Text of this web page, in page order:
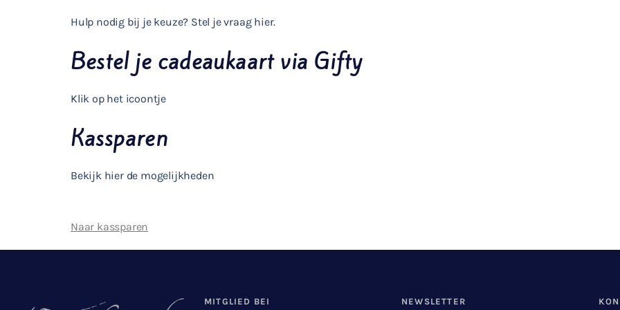
Hulp nodig bij je keuze? Stel je vraag hier.
Bestel je cadeaukaart via Gifty
Klik op het icoontje
Kassparen
Bekijk hier de mogelijkheden
Naar kassparen
MITGLIED BEI NEWSLETTER